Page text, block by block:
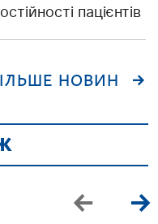
пацієнтів
НОВИН